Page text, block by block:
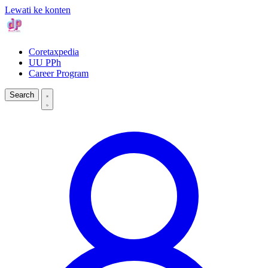
Lewati ke konten
Coretaxpedia
UU PPh
Career Program
Search